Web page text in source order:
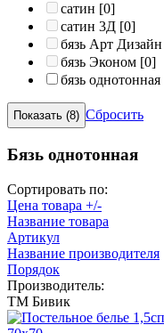
сатин [0]
сатин 3Д [0]
бязь Арт Дизайн
бязь Эконом [0]
бязь однотонная
Сбросить
Бязь однотонная
Сортировать по:
Цена товара +/-
Название товара
Артикул
Название производителя
Порядок
Производитель:
ТМ Бивик